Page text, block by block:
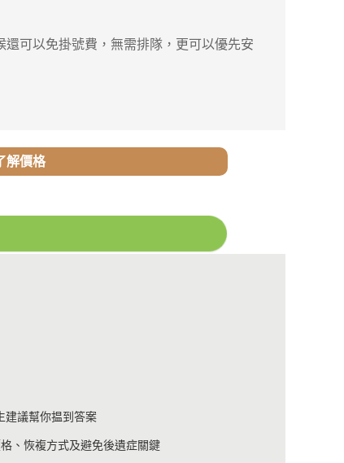
可以免掛號費，無需排隊，更可以優先安
解價格
建議幫你揾到答案
、恢複方式及避免後遺症關鍵